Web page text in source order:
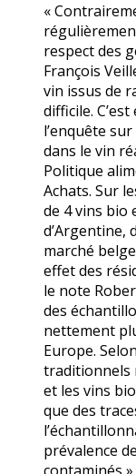
«
respect des
François
vin issus de
difficile.
l’enquête
dans le vin
Politique
Achats. Sur
de 4 vins bio
d’Argentine,
marché
effet des
le note
des
nettement
Europe.
traditionnels
et les vins
que des
prévalence